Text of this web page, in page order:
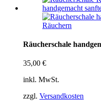
Räucherschale
35,00 €
inkl. MwSt.
zzgl. Versandkosten